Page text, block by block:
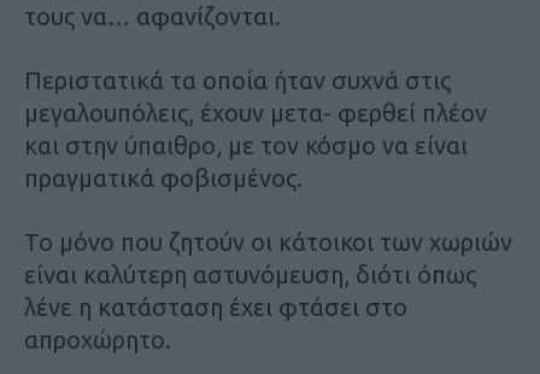
τους να… αφανίζονται.
Περιστατικά τα οποία ήταν συχνά στις
μεγαλουπόλεις, έχουν μετα- φερθεί πλέον
και στην ύπαιθρο, με τον κόσμο να είναι
πραγματικά φοβισμένος.
Το μόνο που ζητούν οι κάτοικοι των χωριών
είναι καλύτερη αστυνόμευση, διότι όπως
λένε η κατάσταση έχει φτάσει στο
απροχώρητο.